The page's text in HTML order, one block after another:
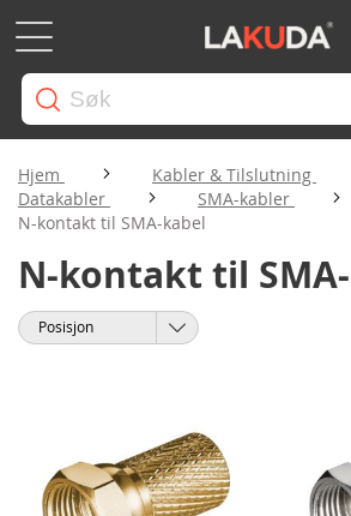
Hjem
Kabler & Tilslutning
Datakabler
SMA-kabler
N-kontakt til SMA-kabel
N-kontakt til
Sorter